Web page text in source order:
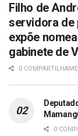
Filho de
servidora de
expõe
gabinete de
0
0